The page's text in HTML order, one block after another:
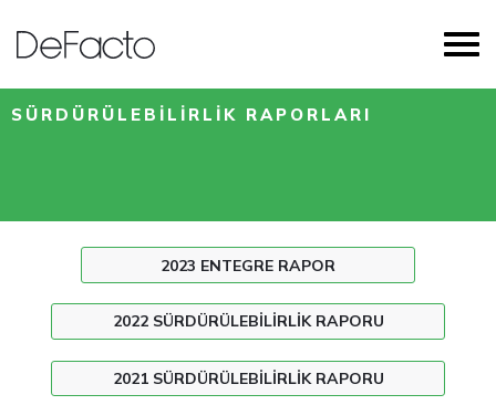
SÜRDÜRÜLEBİLİRLİK RAPORLARI
2023 ENTEGRE RAPOR
2022 SÜRDÜRÜLEBILIRLIK RAPORU
2021 SÜRDÜRÜLEBILIRLIK RAPORU